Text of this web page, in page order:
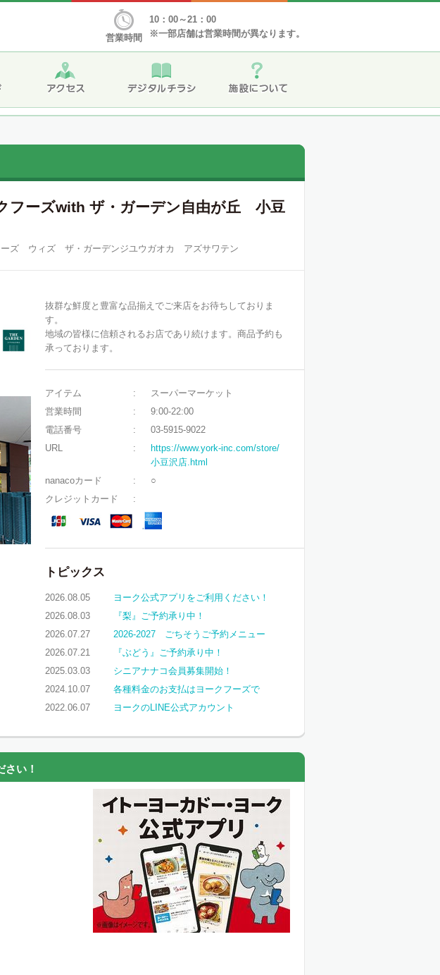
10：00～21：00
※一部店舗は営業時間が異なります。
営業時間
フーズwith ザ・ガーデン自由が丘 小豆
ーズ ウィズ ザ・ガーデンジユウガオカ アズサワテン
抜群な鮮度と豊富な品揃えでご来店をお待ちしておりま
す。
地域の皆様に信頼されるお店であり続けます。商品予約も
承っております。
アイテム :
スーパーマーケット
営業時間
:
9:00-22:00
電話番号
:
03-5915-9022
URL
:
https://www.york-inc.com/store/
小豆沢店.html
nanacoカード
:
○
クレジットカード
:
トピックス
2026.08.05
ヨーク公式アプリをご利用ください！
2026.08.03
『梨』ご予約承り中！
2026.07.27
2026-2027 ごちそうご予約メニュー
2026.07.21
『ぶどう』ご予約承り中！
2025.03.03
シニアナナコ会員募集開始！
2024.10.07
各種料金のお支払はヨークフーズで
2022.06.07
ヨークのLINE公式アカウント
い！